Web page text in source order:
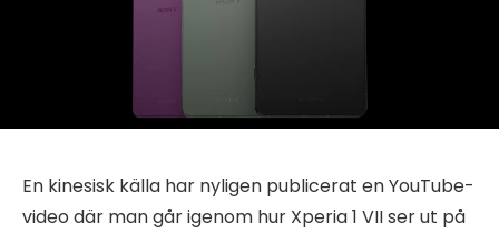
En kinesisk källa har nyligen publicerat en YouTube-
video där man går igenom hur Xperia 1 VII ser ut på